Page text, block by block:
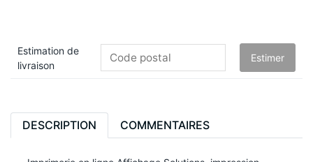
Estimation de
livraison
DESCRIPTION COMMENTAIRES